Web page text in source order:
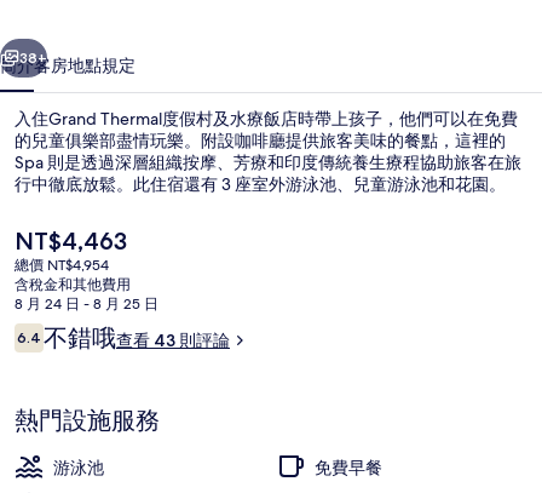
療
飯
店
的
相
片
集
個 下一個
38+
簡介客房地點規定
入住Grand Thermal度假村及水療飯店時帶上孩子，他們可以在免費
的兒童俱樂部盡情玩樂。附設咖啡廳提供旅客美味的餐點，這裡的
Spa 則是透過深層組織按摩、芳療和印度傳統養生療程協助旅客在旅
行中徹底放鬆。此住宿還有 3 座室外游泳池、兒童游泳池和花園。
目
前
的
價
格
是
NT$4,463
總價 NT$4,954
含稅金和其他費用
8 月 24 日 - 8 月 25 日
評
論
6.46.4 分，滿分 10 分，
不錯哦查看 43 則評論
熱門設施服務
游泳池
免費早餐